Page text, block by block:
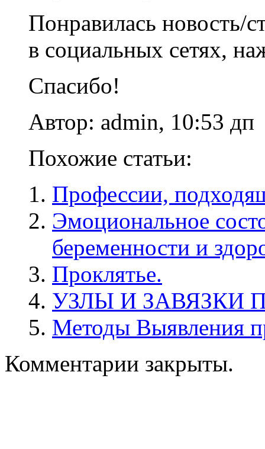
Понравилась новость/
в социальных сетях,
Спасибо!
Автор: admin, 10:53 дп
Похожие статьи:
Профессии,
Эмоциональное
беременности и
Проклятье.
УЗЛЫ И ЗАВЯЗКИ
Методы Выявления
Комментарии закрыты.